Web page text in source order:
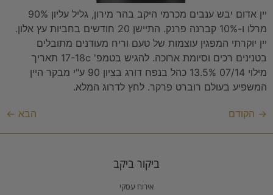
יין אדום יבש ענבים מכרמי היקב בהר מירון, גליל עליון 90%
מרלו ו-10% קברנה פרנק. התיישן 20 חודשים בחביות עץ אלון.
יין יוקרתי המפגין עוצמות של טעם וריח מעודנים מתובלים
בטנינים רכים וסיומת ארוכה. להגיש בטמפ' 17-18c תאריך
מילוי 07/14 13.5% כהל בנפח דורג בציון 90 ע"י מבקר היין
המשפיע בעולם רוברט פרקר. לחץ לדרוג המלא.
→ הקודם הבא ←
ביקור ביקב
אירוח עסקי